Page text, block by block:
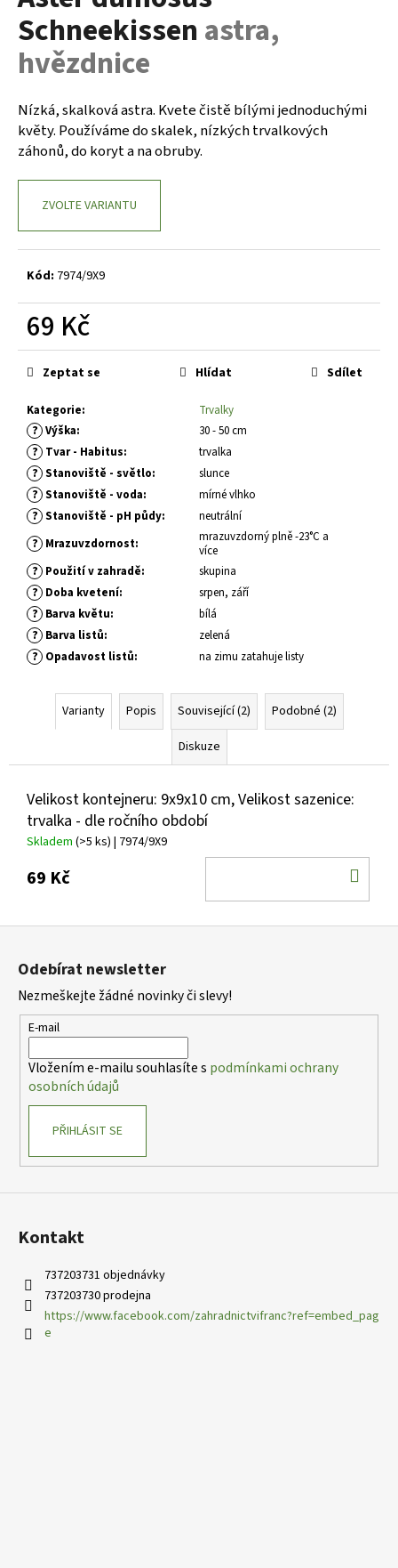
0,0
z
5
hvězdiček.
Schneekissen astra,
hvězdnice
Nízká, skalková astra. Kvete čistě bílými jednoduchými
květy. Používáme do skalek, nízkých trvalkových
záhonů, do koryt a na obruby.
ZVOLTE VARIANTU
Kód: 7974/9X9
69 Kč
Měrná
cena:
Kategorie: Trvalky
? Výška: 30 - 50 cm
? Tvar - Habitus: trvalka
? Stanoviště - světlo: slunce
? Stanoviště - voda: mírné vlhko
? Stanoviště - pH půdy: neutrální
? Mrazuvzdornost:
mrazuvzdorný plně -23°C a
více
? Použití v zahradě: skupina
? Doba kvetení: srpen, září
? Barva květu: bílá
? Barva listů: zelená
? Opadavost listů: na zimu zatahuje listy
Zeptat se Hlídat Sdílet
Varianty Popis Související (2)
Podobné (2)
Diskuze
Velikost kontejneru: 9x9x10 cm, Velikost sazenice:
trvalka - dle ročního období
Skladem (>5 ks) | 7974/9X9
69 Kč
a
j
í
?
HLEDAT
D
o
u
e
m
e
CYTISUS
SCOPARIUS
LENA
ČILIMNÍK,
JANOVEC
289
Kč
Z
Odebírat newsletter
Nezmeškejte žádné novinky či slevy!
E-mail
Vložením e-mailu souhlasíte s podmínkami ochrany
osobních údajů
PŘIHLÁSIT SE
Kontakt
737203731 objednávky
737203730 prodejna
https://www.facebook.com/zahradnictvifranc?ref=embed_pag
e